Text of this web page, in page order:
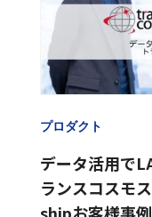
プロダクト
データ活用で
ランスコスモ